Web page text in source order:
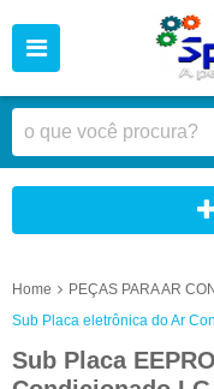
Home PEÇAS PARA AR
Sub Placa eletrônica do Ar
Sub Placa